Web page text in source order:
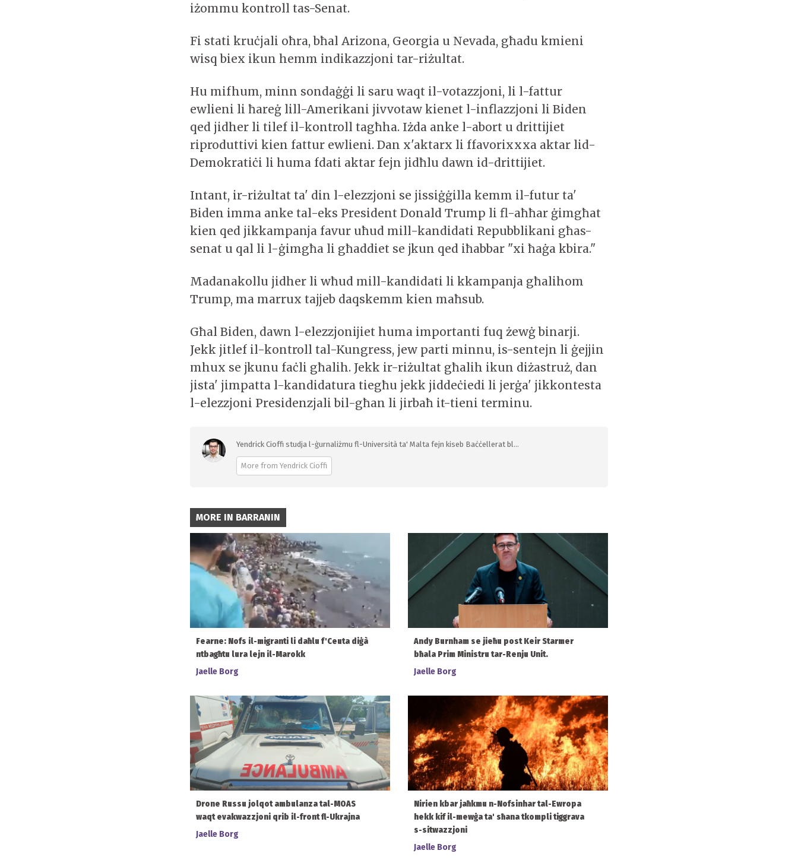
iżommu kontroll tas-Senat.
Fi stati kruċjali oħra, bħal Arizona, Georgia u Nevada, għadu kmieni
wisq biex ikun hemm indikazzjoni tar-riżultat.
Hu mifhum, minn sondaġġi li saru waqt il-votazzjoni, li l-fattur
ewlieni li ħareġ lill-Amerikani jivvotaw kienet l-inflazzjoni li Biden
qed jidher li tilef il-kontroll tagħha. Iżda anke l-abort u drittijiet
riproduttivi kien fattur ewlieni. Dan x'aktarx li ffavorixxxa aktar lid-
Demokratiċi li huma fdati aktar fejn jidħlu dawn id-drittijiet.
Intant, ir-riżultat ta' din l-elezzjoni se jissiġġilla kemm il-futur ta'
Biden imma anke tal-eks President Donald Trump li fl-aħħar ġimgħat
kien qed jikkampanja favur uħud mill-kandidati Repubblikani għas-
senat u qal li l-ġimgħa li għaddiet se jkun qed iħabbar "xi ħaġa kbira."
Madanakollu jidher li wħud mill-kandidati li kkampanja għalihom
Trump, ma marrux tajjeb daqskemm kien maħsub.
Għal Biden, dawn l-elezzjonijiet huma importanti fuq żewġ binarji.
Jekk jitlef il-kontroll tal-Kungress, jew parti minnu, is-sentejn li ġejjin
mhux se jkunu faċli għalih. Jekk ir-riżultat għalih ikun diżastruż, dan
jista' jimpatta l-kandidatura tiegħu jekk jiddeċiedi li jerġa' jikkontesta
l-elezzjoni Presidenzjali bil-għan li jirbaħ it-tieni terminu.
Yendrick Cioffi studja l-ġurnaliżmu fl-Università ta' Malta fejn kiseb Baċċellerat bl...
More from Yendrick Cioffi
MORE IN BARRANIN
Fearne: Nofs il-migranti li daħlu f'Ceuta diġà
ntbagħtu lura lejn il-Marokk
Jaelle Borg
Andy Burnham se jieħu post Keir Starmer
bħala Prim Ministru tar-Renju Unit.
Jaelle Borg
Drone Russu jolqot ambulanza tal-MOAS
waqt evakwazzjoni qrib il-front fl-Ukrajna
Jaelle Borg
Nirien kbar jaħkmu n-Nofsinhar tal-Ewropa
hekk kif il-mewġa ta' sħana tkompli tiggrava
s-sitwazzjoni
Jaelle Borg